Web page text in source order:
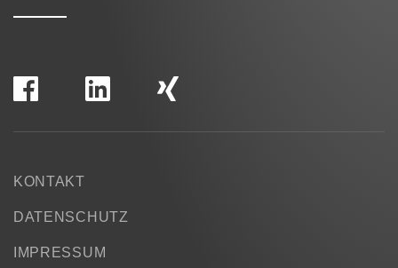
KONTAKT
DATENSCHUTZ
IMPRESSUM